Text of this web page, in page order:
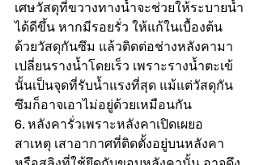
เศษวัสดุที่ขวางทางน้ำจะช่วยให้ระบายน้ำ
ได้ดีขึ้น หากมีรอยรั่ว ให้แก้ในเบื้องต้น
ด้วยวัสดุกันซึม แล้วติดต่อช่างหลังคามา
เปลี่ยนรางน้ำโดยเร็ว เพราะรางน้ำตะเข้
นั้นเป็นจุดที่รับน้ำแรงที่สุด แม้แต่วัสดุกัน
ซึมก็อาจเอาไม่อยู่ด้วยเหมือนกัน
6. หลังคารั่วเพราะหลังคาเปิดเผยอ
สาเหตุ เสาอากาศที่ติดตั้งอยู่บนหลังคา